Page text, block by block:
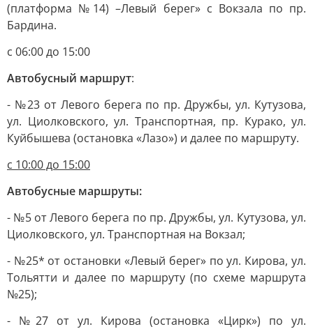
(платформа №14) –Левый берег» с Вокзала по пр.
Бардина.
с 06:00 до 15:00
Автобусный маршрут:
- №23 от Левого берега по пр. Дружбы, ул. Кутузова,
ул. Циолковского, ул. Транспортная, пр. Курако, ул.
Куйбышева (остановка «Лазо») и далее по маршруту.
с 10:00 до 15:00
Автобусные маршруты:
- №5 от Левого берега по пр. Дружбы, ул. Кутузова, ул.
Циолковского, ул. Транспортная на Вокзал;
- №25* от остановки «Левый берег» по ул. Кирова, ул.
Тольятти и далее по маршруту (по схеме маршрута
№25);
- №27 от ул. Кирова (остановка «Цирк») по ул.